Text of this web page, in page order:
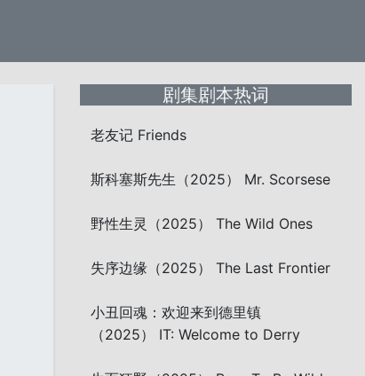
剧集剧本热词
老友记 Friends
斯科塞斯先生（2025） Mr. Scorsese
野性生灵（2025） The Wild Ones
失序边缘（2025） The Last Frontier
小丑回魂：欢迎来到德里镇
（2025） IT: Welcome to Derry